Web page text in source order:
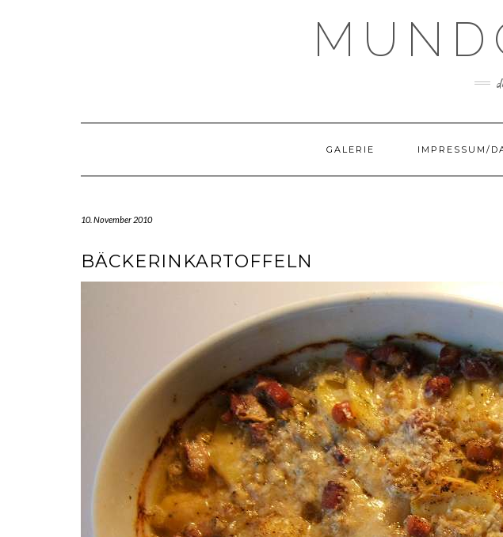
GALERIE IMPRESSUM/
10. November 2010
BÄCKERINKARTOFFELN